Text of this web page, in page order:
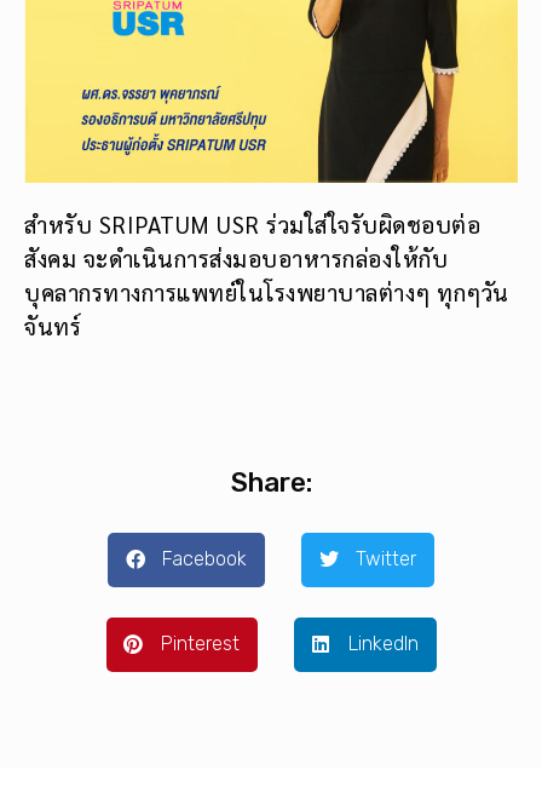
สำหรับ SRIPATUM USR ร่วมใส่ใจรับผิดชอบต่อ
สังคม จะดำเนินการส่งมอบอาหารกล่องให้กับ
บุคลากรทางการแพทย์ในโรงพยาบาลต่างๆ ทุกๆวัน
จันทร์
Share:
Facebook Twitter
Pinterest LinkedIn